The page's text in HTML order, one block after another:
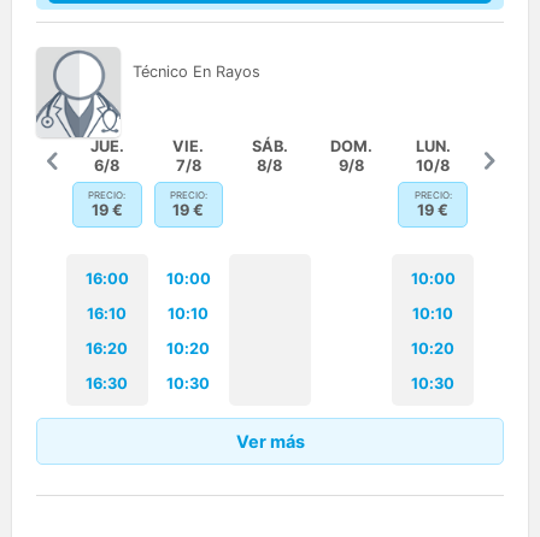
Técnico En Rayos
JUE.
6/8
PRECIO:
19€
16:00
16:10
16:20
16:30
VIE.
7/8
PRECIO:
19 €
10:00
10:10
10:20
10:30
SÁB.
8/8
DOM.
9/8
LUN.
10/8
PRECIO:
19 €
10:00
10:10
10:20
10:30
Ver más